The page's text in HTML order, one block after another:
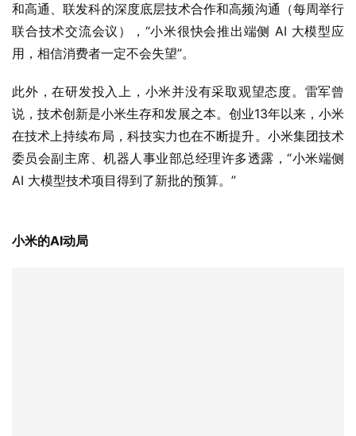
和高通、联发科的深度底层技术合作和高频沟通（每周举行
联合技术交流会议），“小米很快会推出端侧 AI 大模型应
用，相信消费者一定不会失望”。
此外，在研发投入上，小米并没有采取观望态度。雷军曾
说，技术创新是小米生存和发展之本。创业13年以来，小米
在技术上持续布局，科技实力也在不断提升。小米集团技术
委员会副主席、机器人事业部总经理许多透露，“小米端侧
AI 大模型技术项目得到了新批的预算。”
小米的AI动局